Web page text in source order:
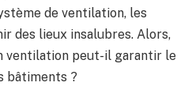
de ventilation, les
des lieux insalubres. Alors,
ventilation peut-il garantir le
bâtiments ?